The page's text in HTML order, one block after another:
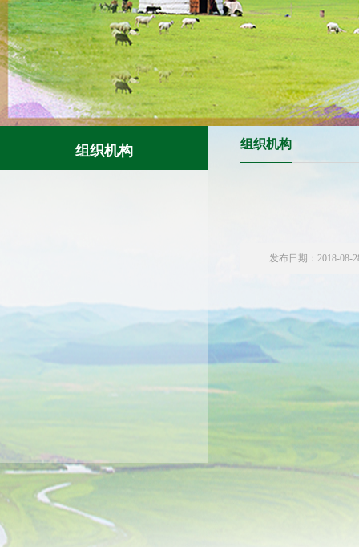
组织机构 组织机构
发布日期：2018-08-